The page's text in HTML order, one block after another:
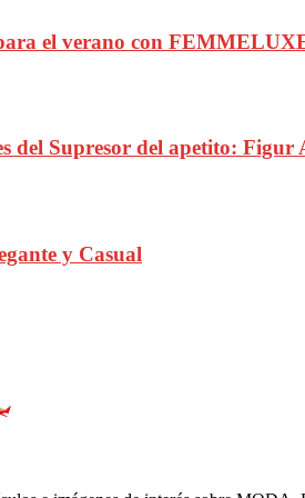
el verano con
del Supresor del apetito: Figur
y Casual